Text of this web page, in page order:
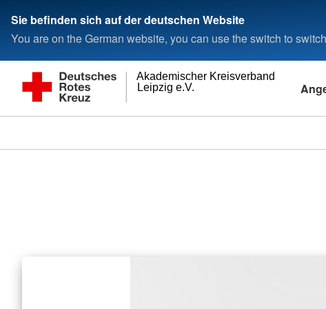
Sie befinden sich auf der deutschen Website
You are on the German website, you can use the switch to
Leipzig e.V.
Akademischer Kreisverband